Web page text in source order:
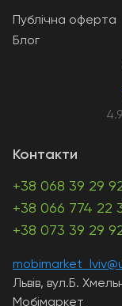
Контакти
+38 068 39 29
+38 066 774 22
+38 073 39 29
Львів, вул.Б.
Мобімаркет
Публічна оферта
Блог